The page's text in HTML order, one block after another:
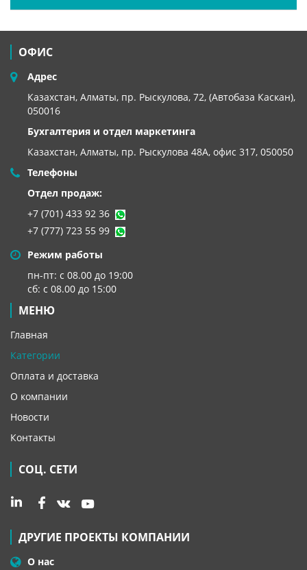
ОФИС
Адрес
Казахстан, Алматы, пр. Рыскулова, 72, (Автобаза Каскан),
050016
Бухгалтерия и отдел маркетинга
Казахстан, Алматы, пр. Рыскулова 48А, офис 317, 050050
Телефоны
Отдел продаж:
+7 (701) 433 92 36
+7 (777) 723 55 99
Режим работы
пн-пт: с 08.00 до 19:00
сб: с 08.00 до 15:00
МЕНЮ
Главная
Категории
Оплата и доставка
О компании
Новости
Контакты
СОЦ. СЕТИ
ДРУГИЕ ПРОЕКТЫ КОМПАНИИ
О нас